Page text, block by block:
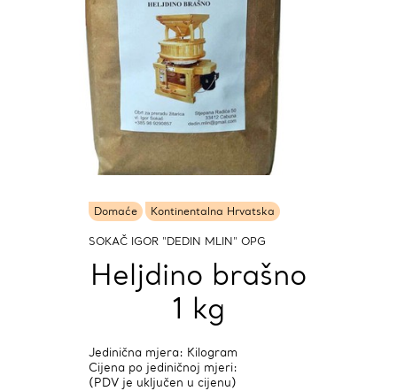
Domaće Kontinentalna Hrvatska
SOKAČ IGOR "DEDIN MLIN" OPG
Heljdino brašno
1 kg
Jedinična mjera: Kilogram
Cijena po jediničnoj mjeri:
(PDV je uključen u cijenu)